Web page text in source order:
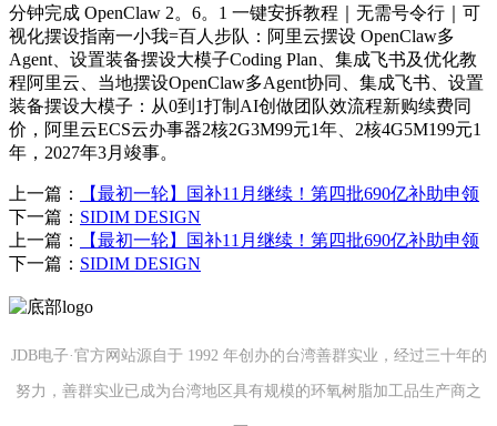
分钟完成 OpenClaw 2。6。1 一键安拆教程｜无需号令行｜可
视化摆设指南一小我=百人步队：阿里云摆设 OpenClaw多
Agent、设置装备摆设大模子Coding Plan、集成飞书及优化教
程阿里云、当地摆设OpenClaw多Agent协同、集成飞书、设置
装备摆设大模子：从0到1打制AI创做团队效流程新购续费同
价，阿里云ECS云办事器2核2G3M99元1年、2核4G5M199元1
年，2027年3月竣事。
上一篇：
【最初一轮】国补11月继续！第四批690亿补助申领
下一篇： SIDIM DESIGN
上一篇：
【最初一轮】国补11月继续！第四批690亿补助申领
下一篇： SIDIM DESIGN
JDB电子·官方网站源自于 1992 年创办的台湾善群实业，经过三十年的
努力，善群实业已成为台湾地区具有规模的环氧树脂加工品生产商之